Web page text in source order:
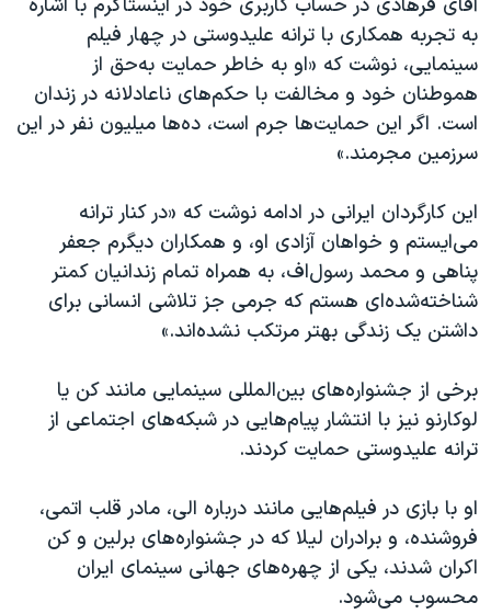
به تجربه همکاری با ترانه علیدوستی در چهار فیلم
سینمایی، نوشت که «او به خاطر حمایت به‌حق از
هموطنان خود و مخالفت با حکم‌های ناعادلانه در زندان
است. اگر این حمایت‌ها جرم است، ده‌ها میلیون نفر در این
سرزمین مجرمند.»
این کارگردان ایرانی در ادامه نوشت که «در کنار ترانه
می‌ایستم و خواهان آزادی او، و همکاران دیگرم جعفر
پناهی و محمد رسول‌اف، به همراه تمام زندانیان کمتر
شناخته‌شده‌ای هستم که جرمی جز تلاشی انسانی برای
داشتن یک زندگی بهتر مرتکب نشده‌اند.»
برخی از جشنواره‌های بین‌المللی سینمایی مانند کن یا
لوکارنو نیز با انتشار پیام‌هایی در شبکه‌های اجتماعی از
ترانه علیدوستی حمایت کردند.
او با بازی در فیلم‌هایی مانند درباره الی، مادر قلب اتمی،
فروشنده، و برادران لیلا که در جشنواره‌های برلین و کن
اکران شدند، یکی از چهره‌های جهانی سینمای ایران
محسوب می‌شود.